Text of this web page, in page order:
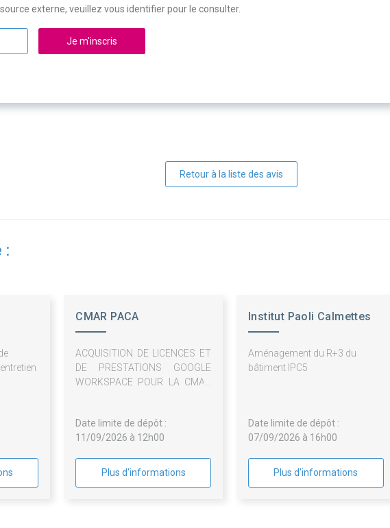
externe, veuillez vous identifier pour le consulter.
Je m'inscris
Retour à la liste des avis
:
CMAR PACA
ACQUISITION DE LICENCES ET
DE PRESTATIONS GOOGLE
WORKSPACE POUR LA CMAR
Date limite de dépôt :
11/09/2026 à 12h00
Plus d'informations
Institut Paoli Calmettes
Aménagement du R+3 du
bâtiment IPC5
Date limite de dépôt :
07/09/2026 à 16h00
Plus d'informations